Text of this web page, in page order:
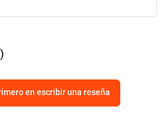
en escribir una reseña